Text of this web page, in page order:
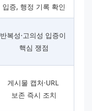
입증, 행정 기록 확인
반복성·고의성 입증이
핵심 쟁점
게시물 캡처·URL
보존 즉시 조치